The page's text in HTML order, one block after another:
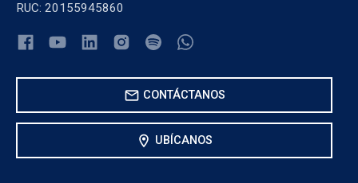
RUC: 20155945860
mail CONTÁCTANOS
location_on UBÍCANOS